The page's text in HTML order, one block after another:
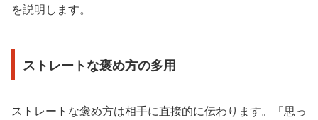
を説明します。
ストレートな褒め方の多用
ストレートな褒め方は相手に直接的に伝わります。「思っ